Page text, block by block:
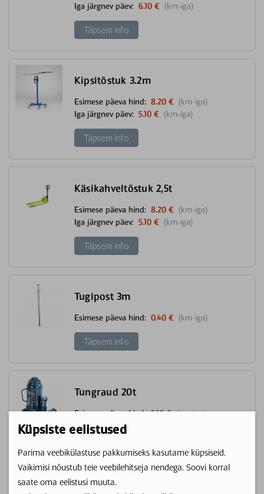
Küpsiste eelistused
Parima veebikülastuse pakkumiseks kasutame küpsiseid.
Vaikimisi nõustub teie veebilehitseja nendega. Soovi korral
saate oma eelistusi muuta.
Iga järgnev päev: 6.10 € (km-iga)
Täpsem info
Kipsitõstuk 3.2m
Esimese päeva hind: 8.20 € (km-iga)
Iga järgnev päev: 5.10 € (km-iga)
Täpsem info
Käsikahveltõstuk 2,5t
Esimese päeva hind: 8.20 € (km-iga)
Iga järgnev päev: 5.10 € (km-iga)
Täpsem info
Tugipost 3m
Esimese päeva hind: 0.40 € (km-iga)
Täpsem info
Tungraud 20t
Esimese päeva hind: 5.10 € (km-iga)
Iga järgnev päev:
Täpsem info